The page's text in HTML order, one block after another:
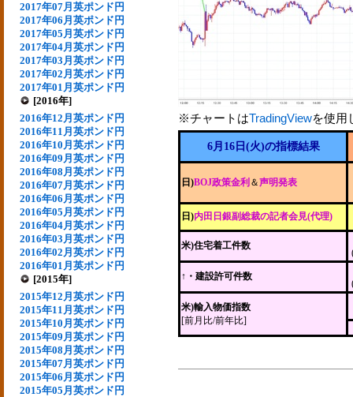
2017年07月英ポンド円
2017年06月英ポンド円
2017年05月英ポンド円
2017年04月英ポンド円
2017年03月英ポンド円
2017年02月英ポンド円
2017年01月英ポンド円
[2016年]
2016年12月英ポンド円
2016年11月英ポンド円
2016年10月英ポンド円
2016年09月英ポンド円
2016年08月英ポンド円
2016年07月英ポンド円
2016年06月英ポンド円
2016年05月英ポンド円
2016年04月英ポンド円
2016年03月英ポンド円
2016年02月英ポンド円
2016年01月英ポンド円
[2015年]
2015年12月英ポンド円
2015年11月英ポンド円
2015年10月英ポンド円
2015年09月英ポンド円
2015年08月英ポンド円
2015年07月英ポンド円
2015年06月英ポンド円
2015年05月英ポンド円
※チャートはTradingViewを使用
6月16日(火)の指標結果
日)BOJ政策金利 ＆声明発表
日)内田日銀副総裁の記者会見(代理)
米)住宅着工件数
↑・建設許可件数
米)輸入物価指数
[前月比/前年比]